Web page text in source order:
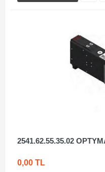
2541.62.55.35.02
0,00 TL